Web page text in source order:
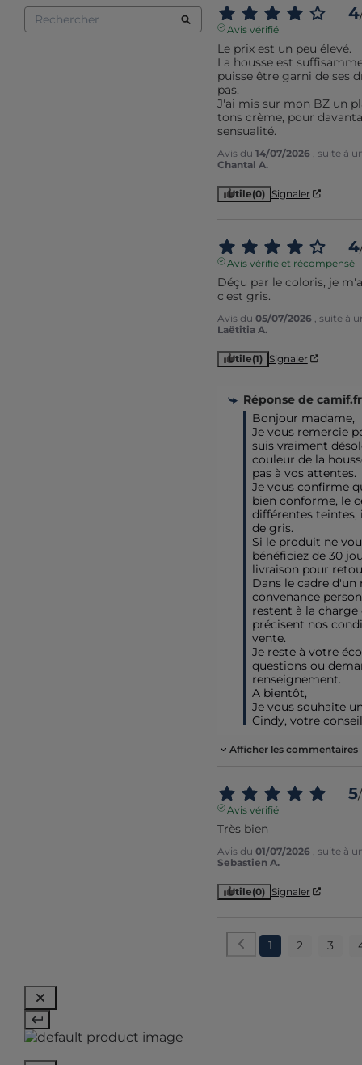
4
Avis vérifié
Le prix est un peu élevé.
La housse est
puisse être garni de ses
pas.
J'ai mis sur mon BZ un
tons crème, pour
sensualité.
Avis du 14/07/2026
, suite à
Chantal A.
Utile(0) Signaler
4
Avis vérifié et récompensé
Déçu par le coloris, je
c'est gris.
Avis du 05/07/2026
, suite à
Laëtitia A.
Utile(1) Signaler
Réponse de camif.fr
Bonjour madame,
Je vous remercie
suis vraiment
couleur de la
pas à vos attentes.
Je vous confirme
bien conforme, le
différentes teintes,
de gris.
Si le produit ne
bénéficiez de 30
livraison pour
Dans le cadre
convenance
restent à la
précisent nos
vente.
Je reste à votre
questions ou
renseignement.
A bientôt,
Je vous souhaite
Cindy, votre
Afficher les commentaires
5/
Avis vérifié
Très bien
Avis du 01/07/2026
, suite à
Sebastien A.
Utile(0) Signaler
1 2 3